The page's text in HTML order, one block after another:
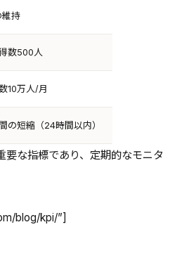
維持
数500人
10万人/月
の短縮（24時間以内）
な指標であり、定期的なモニタ
blog/kpi/”]